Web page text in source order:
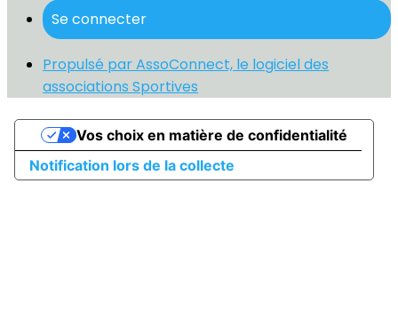
Se connecter
Propulsé par AssoConnect, le logiciel des
associations Sportives
Notification lors de la collecte
Vos choix en matière de confidentialité